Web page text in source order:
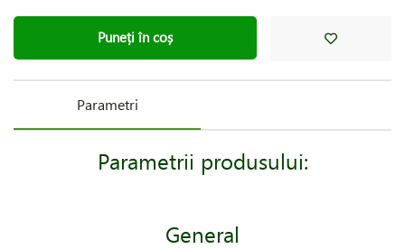
Puneți în coș
Parametri
Parametrii produsului:
General